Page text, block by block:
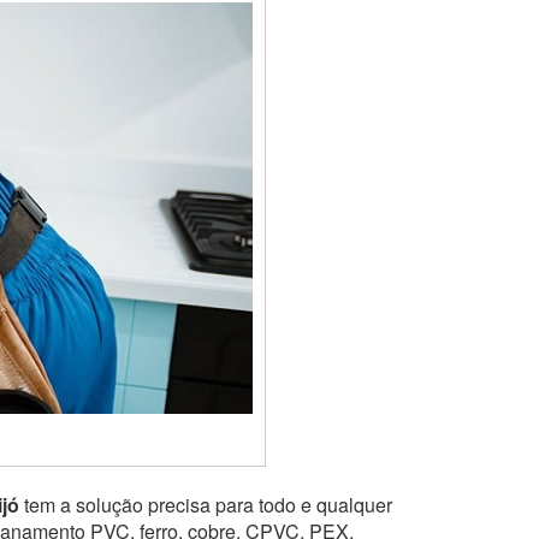
tem a solução precisa para todo e qualquer
PVC, ferro, cobre, CPVC, PEX,